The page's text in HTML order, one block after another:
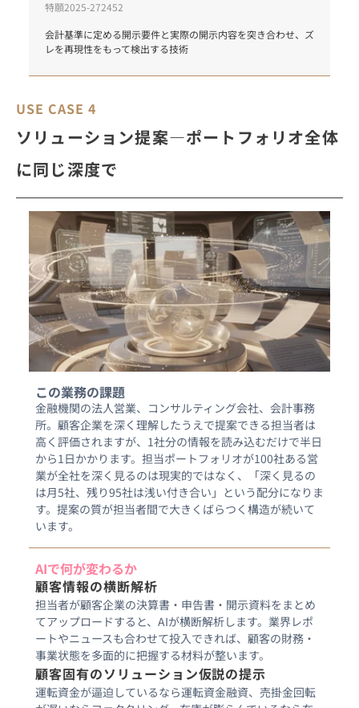
特願2025-272452
会計基準に定める開示要件と実際の開示内容を突き合わせ、ズ
レを再現性をもって検出する技術
USE CASE 4
ソリューション提案―ポートフォリオ全体
に同じ深度で
この業務の課題
金融機関の法人営業、コンサルティング会社、会計事務
所。顧客企業を深く理解したうえで提案できる担当者は
高く評価されますが、1社分の情報を読み込むだけで半日
から1日かかります。担当ポートフォリオが100社ある営
業が全社を深く見るのは現実的ではなく、「深く見るの
は月5社、残り95社は浅い付き合い」という配分になりま
す。提案の質が担当者間で大きくばらつく構造が続いて
います。
AIで何が変わるか
顧客情報の横断解析
担当者が顧客企業の決算書・申告書・開示資料をまとめ
てアップロードすると、AIが横断解析します。業界レポ
ートやニュースも合わせて投入できれば、顧客の財務・
事業状態を多面的に把握する材料が整います。
顧客固有のソリューション仮説の提示
運転資金が逼迫しているなら運転資金融資、売掛金回転